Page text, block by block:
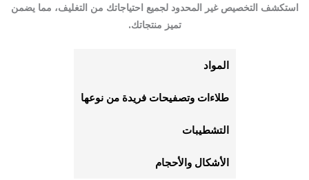
استكشف التخصيص غير المحدود لجميع احتياجاتك من التغليف، مما يضمن
تميز منتجاتك.
المواد
طلاءات وتصفيحات فريدة من نوعها
التشطيبات
الأشكال والأحجام